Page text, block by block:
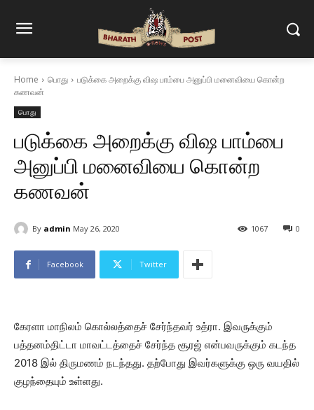
Home பொது
படுக்கை அறைக்கு விஷ பாம்பை அனுப்பி மனைவியை கொன்ற
கணவன்
பொது
படுக்கை அறைக்கு விஷ பாம்பை
அனுப்பி மனைவியை கொன்ற
கணவன்
By admin May 26, 2020 0
1067
Facebook Twitter
கேரளா மாநிலம் கொல்லத்தைச் சேர்ந்தவர் உத்ரா. இவருக்கும்
பத்தனம்திட்டா மாவட்டத்தைச் சேர்ந்த சூரஜ் என்பவருக்கும் கடந்த
2018 இல் திருமணம் நடந்தது. தற்போது இவர்களுக்கு ஒரு வயதில்
குழந்தையும் உள்ளது.